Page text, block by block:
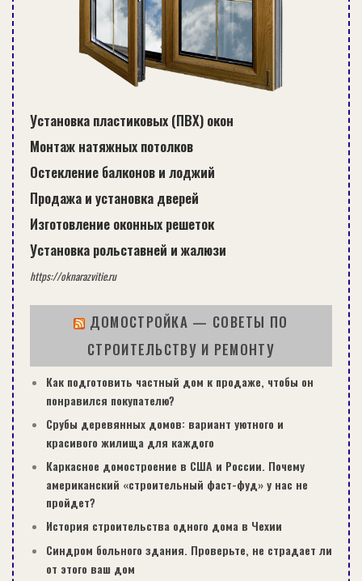
большие проблемы в ванной или туалете.
Совет: пока изделия
лучше ориентироваться на них.
Выделяют два типа образцов:
пластиковые;
пластиковые армированные
металлической проволокой.
Гибкая канализационная гофра
Мы рекомендуем остановиться на втором
варианте, который не провисает, реже течет и
дольше эксплуатируется.
Установка пластиковых (ПВХ) окон
Монтаж натяжных потолков
Остекление балконов и лоджий
Продажа и установка дверей
Изготовление оконных решеток
Установка рольставней и жалюзи
https://oknarazvitie.ru
ДОМОСТРОЙКА — СОВЕТЫ ПО
СТРОИТЕЛЬСТВУ И РЕМОНТУ
Как подготовить частный дом к продаже, чтобы он
понравился покупателю?
Срубы деревянных домов: вариант уютного и
красивого жилища для каждого
Каркасное домостроение в США и России. Почему
американский «строительный фаст-фуд» у нас не
пройдет?
История строительства одного дома в Чехии
Синдром больного здания. Проверьте, не страдает ли
от этого ваш дом